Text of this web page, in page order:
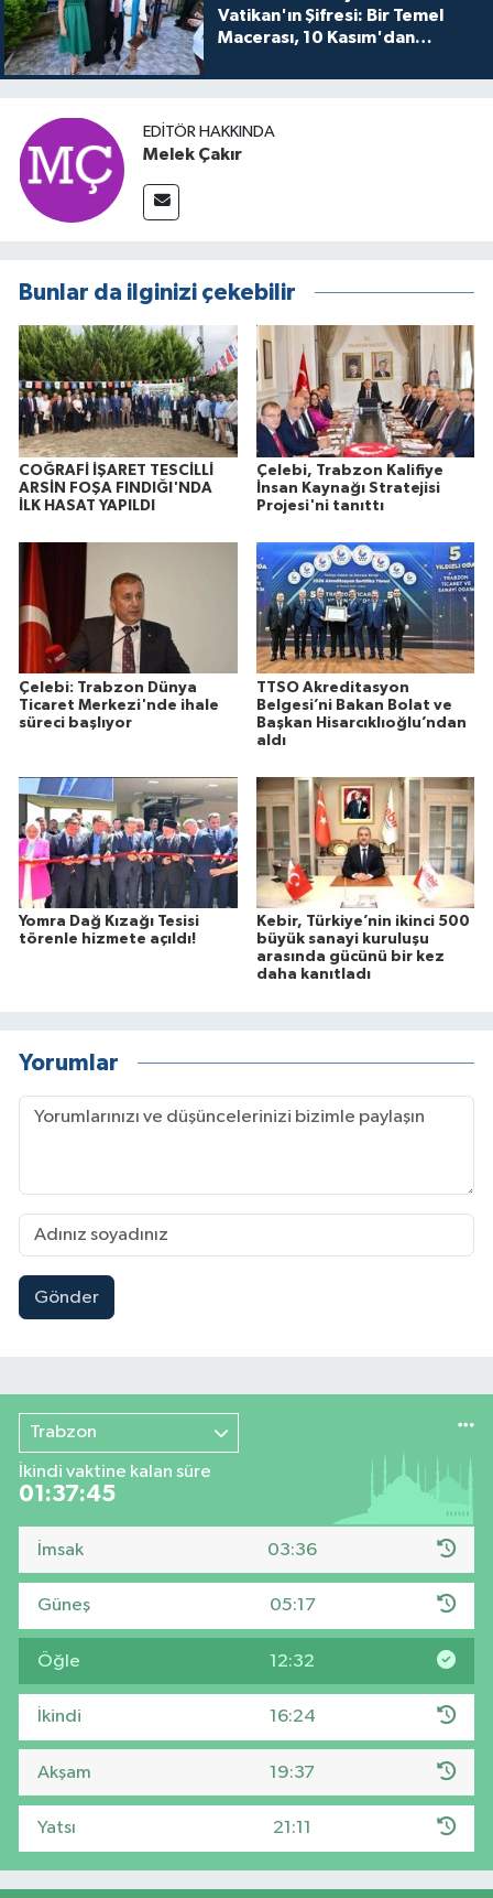
Vatikan'ın Şifresi: Bir Temel
Macerası, 10 Kasım'dan
buluşuyo
EDITÖR HAKKINDA
Melek Çakır
Bunlar da ilginizi çekebilir
COĞRAFİ İŞARET TESCİLLİ
ARSİN FOŞA FINDIĞI'NDA
İLK HASAT YAPILDI
Çelebi, Trabzon Kalifiye
İnsan Kaynağı Stratejisi
Projesi'ni tanıttı
Çelebi: Trabzon Dünya
Ticaret Merkezi'nde ihale
süreci başlıyor
TTSO Akreditasyon
Belgesi’ni Bakan Bolat ve
Başkan Hisarcıklıoğlu’ndan
aldı
Yomra Dağ Kızağı Tesisi
törenle hizmete açıldı!
Kebir, Türkiye’nin ikinci 500
büyük sanayi kuruluşu
arasında gücünü bir kez
daha kanıtladı
Yorumlar
Gönder
Trabzon
İkindi vaktine kalan süre
01:37:43
İmsak 03:36
Güneş 05:17
Öğle 12:32
İkindi 16:24
Akşam 19:37
Yatsı 21:11